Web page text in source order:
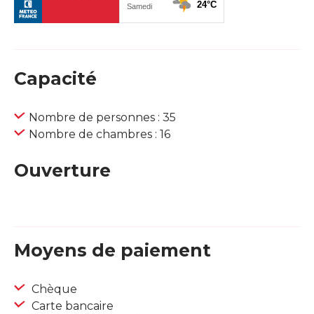
Capacité
Nombre de personnes : 35
Nombre de chambres : 16
Ouverture
Moyens de paiement
Chèque
Carte bancaire